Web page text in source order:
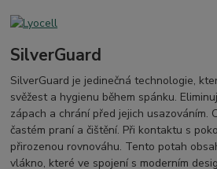
SilverGuard
SilverGuard je jedinečná technologie,
svěžest a hygienu během spánku.
zápach a chrání před jejich usazováním.
častém praní a čištění. Při kontaktu s
přirozenou rovnováhu. Tento potah
vlákno, které ve spojení s moderním